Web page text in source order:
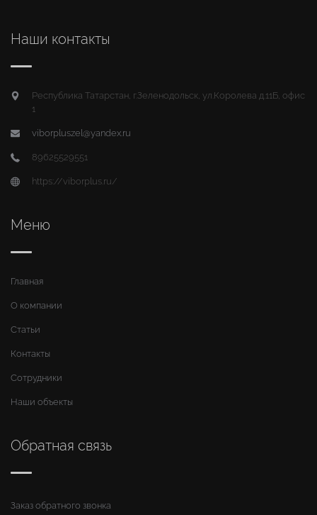
Наши контакты
Республика Татарстан, г.Зеленодольск, ул.Королева д.11Б, офис
1
viborpluszel@yandex.ru
89625529551
https://viborplus.ru/
Меню
Главная
О компании
Статьи
Контакты
Сотрудники
Наши объекты
Обратная связь
Заказ обратного звонка